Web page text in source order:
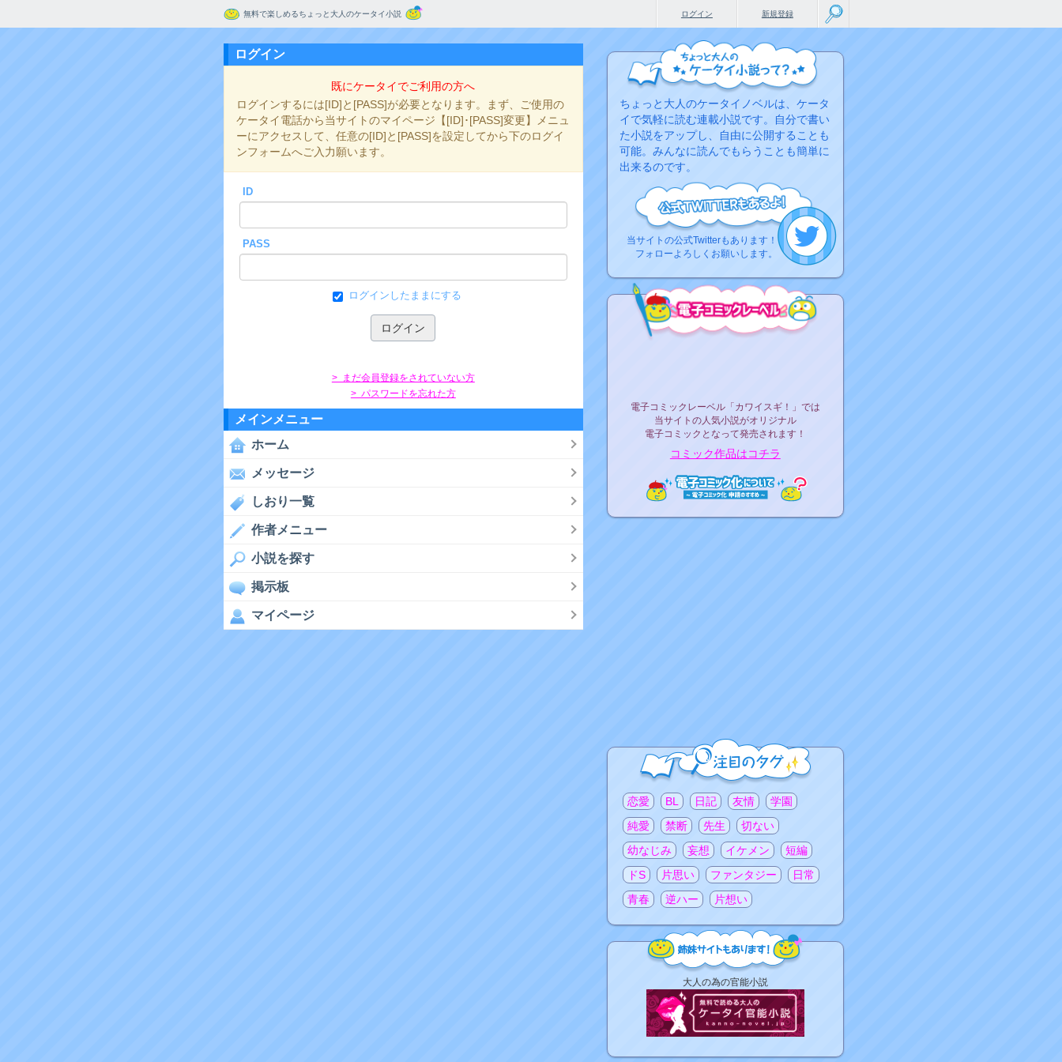
無料で楽しめるちょっと大人のケータイ小説 新規登録
ログイン
ログイン
既にケータイでご利用の方へ
ログインするには[ID]と[PASS]が必要となります。まず、ご使用の
ケータイ電話から当サイトのマイページ【[ID]･[PASS]変更】メニュ
ーにアクセスして、任意の[ID]と[PASS]を設定してから下のログイ
ンフォームへご入力願います。
ID
PASS
ログインしたままにする
> まだ会員登録をされていない方
> パスワードを忘れた方
メインメニュー
ホーム
メッセージ
しおり一覧
作者メニュー
小説を探す
掲示板
マイページ
ちょっと大人のケータイノベルは、ケータ
イで気軽に読む連載小説です。自分で書い
た小説をアップし、自由に公開することも
可能。みんなに読んでもらうことも簡単に
出来るのです。
当サイトの公式Twitterもあります！
フォローよろしくお願いします。
電子コミックレーベル「カワイスギ！」では
当サイトの人気小説がオリジナル
電子コミックとなって発売されます！
コミック作品はコチラ
注目のタグ
恋愛 BL 日記 友情
学園
純愛
禁断 先生
切ない
幼なじみ
妄想 イケメン
短編
ドS
片思い ファンタジー
日常
青春
逆ハー 片想い
大人の為の官能小説